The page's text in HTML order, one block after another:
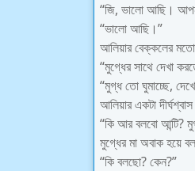
“জি, ভালো আছি।
“ভালো আছি।”
আলিয়ার বেক্কলের
“মুগ্ধের সাথে দেখা
“মুগ্ধ তো ঘুমাচ্ছে,
আলিয়ার একটা
“কি আর বলবো আন্টি?
মুগ্ধের মা অবাক হয়ে
“কি বলছো? কেন?”